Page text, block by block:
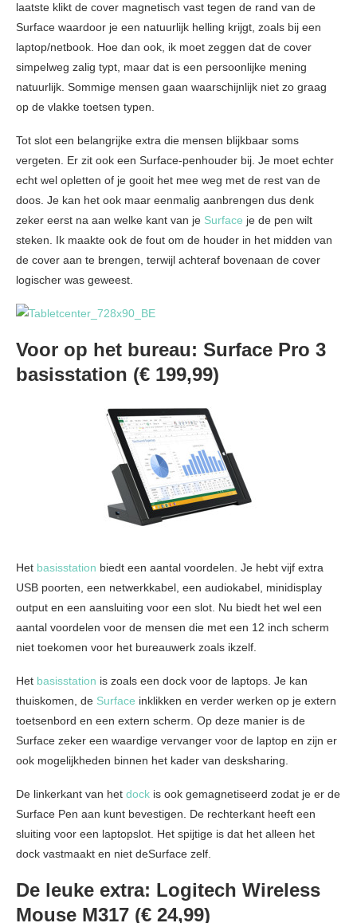
laatste klikt de cover magnetisch vast tegen de rand van de
Surface waardoor je een natuurlijk helling krijgt, zoals bij een
laptop/netbook. Hoe dan ook, ik moet zeggen dat de cover
simpelweg zalig typt, maar dat is een persoonlijke mening
natuurlijk. Sommige mensen gaan waarschijnlijk niet zo graag
op de vlakke toetsen typen.
Tot slot een belangrijke extra die mensen blijkbaar soms
vergeten. Er zit ook een Surface-penhouder bij. Je moet echter
echt wel opletten of je gooit het mee weg met de rest van de
doos. Je kan het ook maar eenmalig aanbrengen dus denk
zeker eerst na aan welke kant van je Surface je de pen wilt
steken. Ik maakte ook de fout om de houder in het midden van
de cover aan te brengen, terwijl achteraf bovenaan de cover
logischer was geweest.
Voor op het bureau: Surface Pro 3
basisstation (€ 199,99)
Het basisstation biedt een aantal voordelen. Je hebt vijf extra
USB poorten, een netwerkkabel, een audiokabel, minidisplay
output en een aansluiting voor een slot. Nu biedt het wel een
aantal voordelen voor de mensen die met een 12 inch scherm
niet toekomen voor het bureauwerk zoals ikzelf.
Het basisstation is zoals een dock voor de laptops. Je kan
thuiskomen, de Surface inklikken en verder werken op je extern
toetsenbord en een extern scherm. Op deze manier is de
Surface zeker een waardige vervanger voor de laptop en zijn er
ook mogelijkheden binnen het kader van desksharing.
De linkerkant van het dock is ook gemagnetiseerd zodat je er de
Surface Pen aan kunt bevestigen. De rechterkant heeft een
sluiting voor een laptopslot. Het spijtige is dat het alleen het
dock vastmaakt en niet deSurface zelf.
De leuke extra: Logitech Wireless
Mouse M317 (€ 24,99)